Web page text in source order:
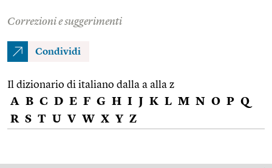
Correzioni e suggerimenti
Condividi
Il dizionario di italiano dalla a alla z
A B C D E F G H I J K L M N O P Q
R S T U V W X Y Z